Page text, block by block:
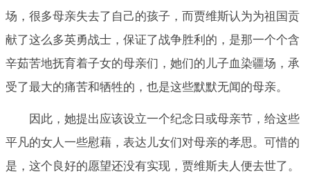
场，很多母亲失去了自己的孩子，而贾维斯认为为祖国贡
献了这么多英勇战士，保证了战争胜利的，是那一个个含
辛茹苦地抚育着子女的母亲们，她们的儿子血染疆场，承
受了最大的痛苦和牺牲的，也是这些默默无闻的母亲。
因此，她提出应该设立一个纪念日或母亲节，给这些
平凡的女人一些慰藉，表达儿女们对母亲的孝思。可惜的
是，这个良好的愿望还没有实现，贾维斯夫人便去世了。